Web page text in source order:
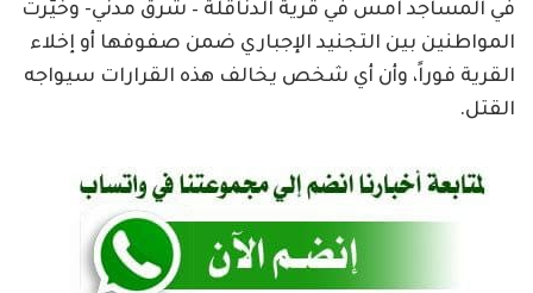
في المساجد امس في قرية الدناقلة – شرق مدني- وخيّرت
المواطنين بين التجنيد الإجباري ضمن صفوفها أو إخلاء
القرية فوراً، وأن أي شخص يخالف هذه القرارات سيواجه
القتل.